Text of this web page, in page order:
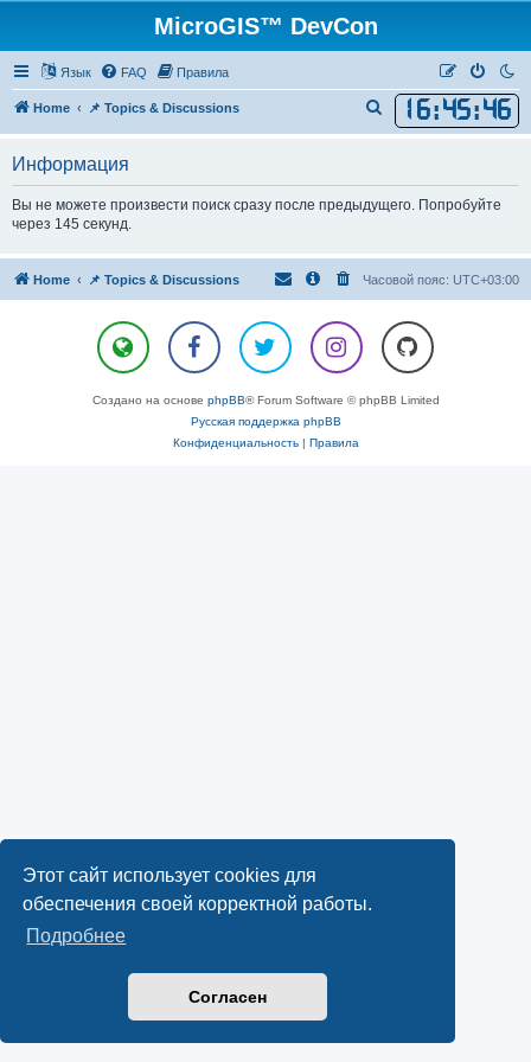
Этот сайт использует cookies для
обеспечения своей корректной работы.
Подробнее
Согласен
MicroGIS™ DevCon
Язык FAQ Правила
Home 📌 Topics & Discussions 16:45:46
о
Информация
Вы не можете произвести поиск сразу после предыдущего. Попробуйте
через 145 секунд.
Home 📌 Topics & Discussions Часовой пояс: UTC+03:00
Создано на основе phpBB® Forum Software © phpBB Limited
Русская поддержка phpBB
Конфиденциальность| Правила